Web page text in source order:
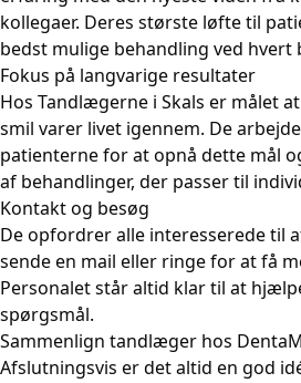
kollegaer. Deres største løfte til
bedst mulige behandling ved hvert
Fokus på langvarige resultater
Hos Tandlægerne i Skals er målet
smil varer livet igennem. De
patienterne for at opnå dette mål
af behandlinger, der passer til
Kontakt og besøg
De opfordrer alle interesserede til
sende en mail eller ringe for at få
Personalet står altid klar til at
spørgsmål.
Sammenlign tandlæger hos
Afslutningsvis er det altid en god